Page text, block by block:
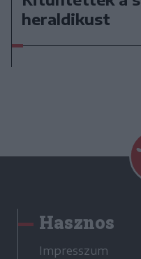
heraldikust
Hasznos
Impresszum